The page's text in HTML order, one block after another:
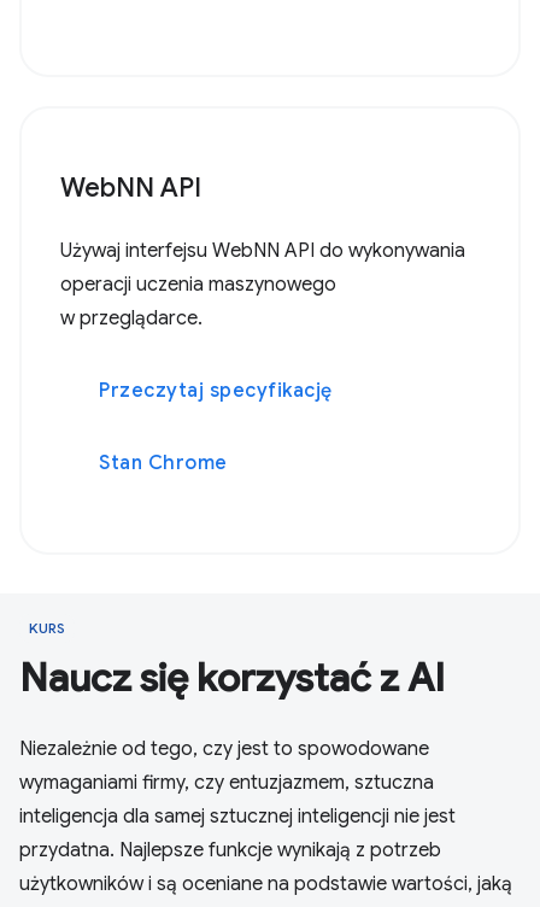
WebNN API
Używaj interfejsu WebNN API do wykonywania
operacji uczenia maszynowego
w przeglądarce.
Przeczytaj specyfikację
Stan Chrome
KURS
Naucz się korzystać z AI
Niezależnie od tego, czy jest to spowodowane
wymaganiami firmy, czy entuzjazmem, sztuczna
inteligencja dla samej sztucznej inteligencji nie jest
przydatna. Najlepsze funkcje wynikają z potrzeb
użytkowników i są oceniane na podstawie wartości, jaką